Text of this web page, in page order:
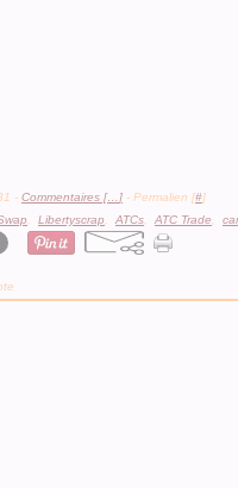
- Commentaires [… ] - Permalien [#]
Libertyscrap ATCs ATC Trade